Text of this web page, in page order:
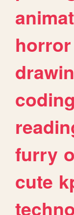
horror
coding
furry
cute